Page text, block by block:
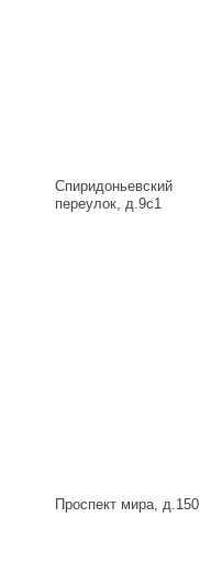
Спиридоньевский
переулок, д.9с1
Проспект мира, д.150